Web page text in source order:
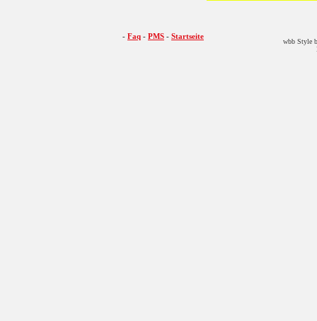
- Faq - PMS - Startseite
wbb Style